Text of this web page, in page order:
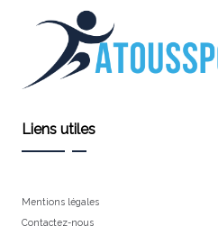
Liens utiles
Mentions légales
Contactez-nous